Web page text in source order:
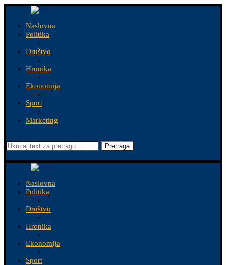
Naslovna
Politika
Društvo
Hronika
Ekonomija
Sport
Marketing
Pretraga
Naslovna
Politika
Društvo
Hronika
Ekonomija
Sport